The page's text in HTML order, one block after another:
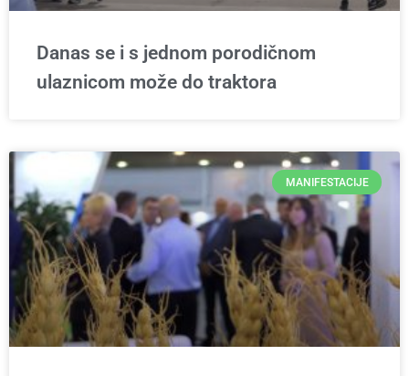
Danas se i s jednom porodičnom
ulaznicom može do traktora
MANIFESTACIJE